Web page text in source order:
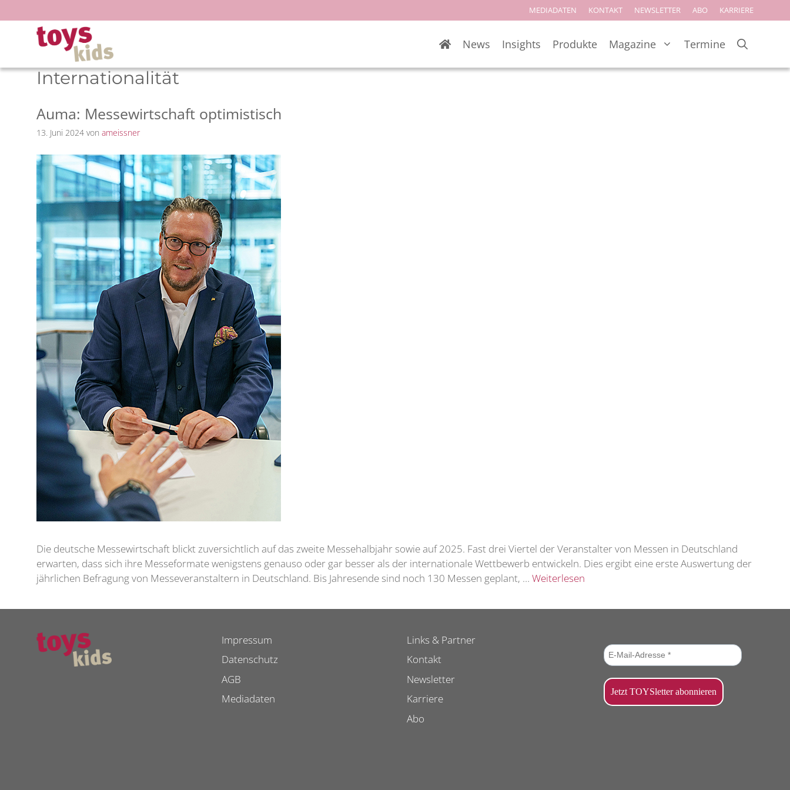
Inhalt
springen
MEDIADATEN KONTAKT NEWSLETTER ABO KARRIERE
News Insights Produkte Magazine Termine
Internationalität
Auma: Messewirtschaft optimistisch
13. Juni 2024 von ameissner
Die deutsche Messewirtschaft blickt zuversichtlich auf das zweite Messehalbjahr sowie auf 2025. Fast drei Viertel der Veranstalter von Messen in Deutschland
erwarten, dass sich ihre Messeformate wenigstens genauso oder gar besser als der internationale Wettbewerb entwickeln. Dies ergibt eine erste Auswertung der
jährlichen Befragung von Messeveranstaltern in Deutschland. Bis Jahresende sind noch 130 Messen geplant, … Weiterlesen
Impressum
Datenschutz
AGB
Mediadaten
Links & Partner
Kontakt
Newsletter
Karriere
Abo